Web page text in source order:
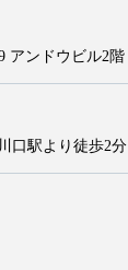
アンドウビル2階
口駅より徒歩2分